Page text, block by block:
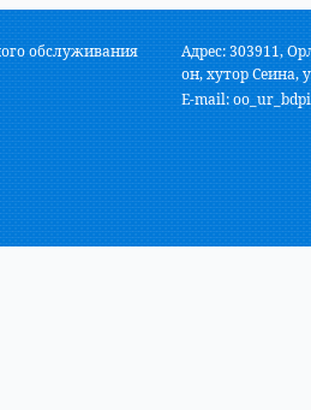
обслуживания
Адрес: 303911,
он, хутор Сеина,
E-mail: